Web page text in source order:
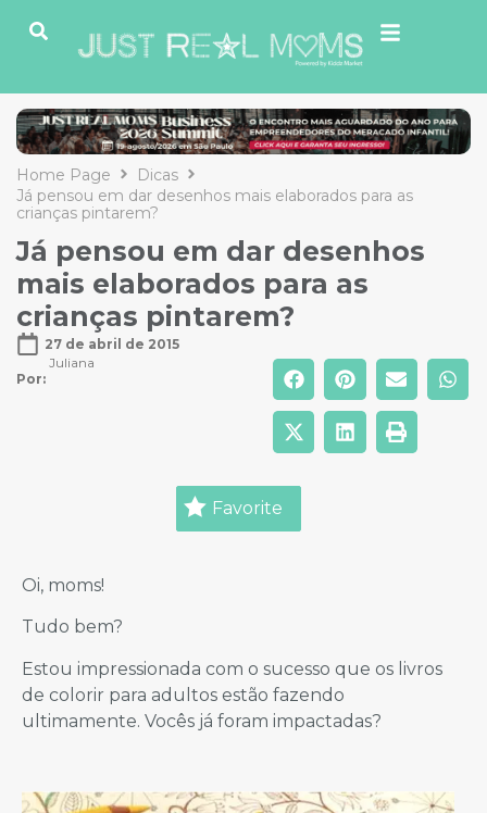
Home Page
Dicas
Já pensou em dar desenhos mais elaborados para as
crianças pintarem?
Já pensou em dar desenhos
mais elaborados para as
crianças pintarem?
27 de abril de 2015
Por:
Juliana
Favorite
Oi, moms!
Tudo bem?
Estou impressionada com o sucesso que os livros
de colorir para adultos estão fazendo
ultimamente. Vocês já foram impactadas?